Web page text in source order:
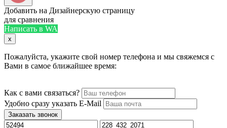
Добавить на Дизайнерскую страницу
для сравнения
Написать в WA
x
Пожалуйста, укажите свой номер телефона и мы свяжемся с
Вами в самое ближайшее время:
Как с вами связаться?
Удобно сразу указать E-Mail
Заказать звонок